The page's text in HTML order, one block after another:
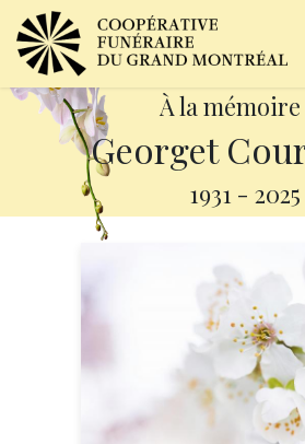
À la mémoire
Georget
1931 - 2025